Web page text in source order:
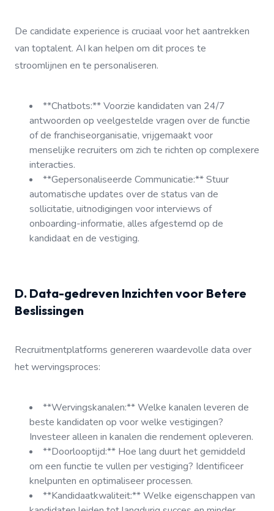
De candidate experience is cruciaal voor het aantrekken
van toptalent. AI kan helpen om dit proces te
stroomlijnen en te personaliseren.
**Chatbots:** Voorzie kandidaten van 24/7
antwoorden op veelgestelde vragen over de functie
of de franchiseorganisatie, vrijgemaakt voor
menselijke recruiters om zich te richten op complexere
interacties.
**Gepersonaliseerde Communicatie:** Stuur
automatische updates over de status van de
sollicitatie, uitnodigingen voor interviews of
onboarding-informatie, alles afgestemd op de
kandidaat en de vestiging.
D. Data-gedreven Inzichten voor Betere
Beslissingen
Recruitmentplatforms genereren waardevolle data over
het wervingsproces:
**Wervingskanalen:** Welke kanalen leveren de
beste kandidaten op voor welke vestigingen?
Investeer alleen in kanalen die rendement opleveren.
**Doorlooptijd:** Hoe lang duurt het gemiddeld
om een functie te vullen per vestiging? Identificeer
knelpunten en optimaliseer processen.
**Kandidaatkwaliteit:** Welke eigenschappen van